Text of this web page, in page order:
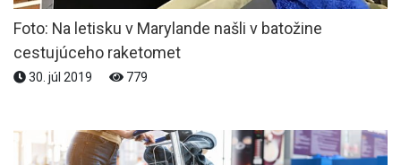
Foto: Na letisku v Marylande našli v batožine
cestujúceho raketomet
30. júl 2019 779